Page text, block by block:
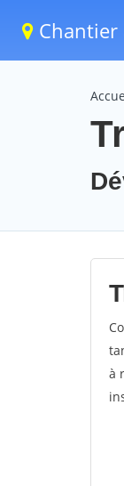
Chantier
à